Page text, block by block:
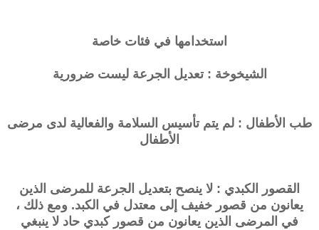
استخدامها في فئات خاصة
الشيخوخة : تعديل الجرعة ليست ضرورية
طب الأطفال : لم يتم تأسيس السلامة والفعالية لدى مرضى
الأطفال
القصور الكبدي : لا ينصح بتعديل الجرعة للمرضى الذين
يعانون من قصور خفيف إلى معتدل في الكبد. ومع ذلك ،
في المرضى الذين يعانون من قصور كبدي حاد لا ينبغي